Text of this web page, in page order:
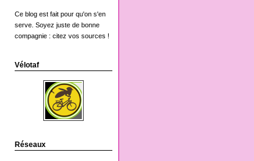
Ce blog est fait pour qu'on s'en
serve. Soyez juste de bonne
compagnie : citez vos sources !
Vélotaf
Réseaux